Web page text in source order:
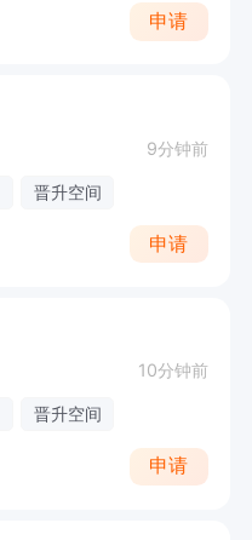
申请
9分钟前
晋升空间
申请
10分钟前
晋升空间
申请